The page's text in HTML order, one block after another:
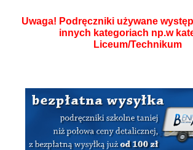
Uwaga! Podręczniki używane
innych kategoriach np.w
Liceum/Technikum